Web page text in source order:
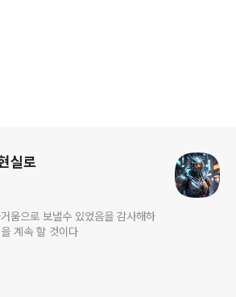
실로
움으로 보낼수 있었음을 감사해하
계속 할 것이다